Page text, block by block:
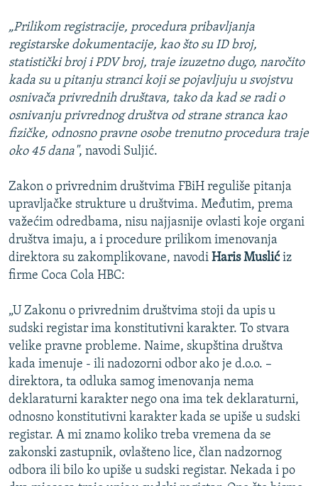
„Prilikom registracije, procedura pribavljanja
registarske dokumentacije, kao što su ID broj,
statistički broj i PDV broj, traje izuzetno dugo, naročito
kada su u pitanju stranci koji se pojavljuju u svojstvu
osnivača privrednih društava, tako da kad se radi o
osnivanju privrednog društva od strane stranca kao
fizičke, odnosno pravne osobe trenutno procedura traje
oko 45 dana", navodi Suljić.
Zakon o privrednim društvima FBiH reguliše pitanja
upravljačke strukture u društvima. Međutim, prema
važećim odredbama, nisu najjasnije ovlasti koje organi
društva imaju, a i procedure prilikom imenovanja
direktora su zakomplikovane, navodi Haris Muslićiz
firme Coca Cola HBC:
„U Zakonu o privrednim društvima stoji da upis u
sudski registar ima konstitutivni karakter. To stvara
velike pravne probleme. Naime, skupština društva
kada imenuje - ili nadozorni odbor ako je d.o.o. –
direktora, ta odluka samog imenovanja nema
deklaraturni karakter nego ona ima tek deklaraturni,
odnosno konstitutivni karakter kada se upiše u sudski
registar. A mi znamo koliko treba vremena da se
zakonski zastupnik, ovlašteno lice, član nadzornog
odbora ili bilo ko upiše u sudski registar. Nekada i po